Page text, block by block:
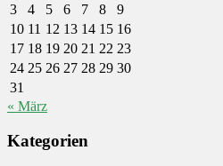
3
4 5 6 7 8
9
10 11 12 13 14 15 16
17 18 19 20 21 22 23
24 25 26 27 28 29 30
31
« März
Kategorien